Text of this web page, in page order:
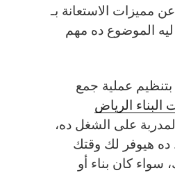
مميزات الاستعانة بـ
الموضوع ده مهم
عملية جمع
الرياض
على الشغل ده،
ده هيوفر لك وقتك
كان بناء أو